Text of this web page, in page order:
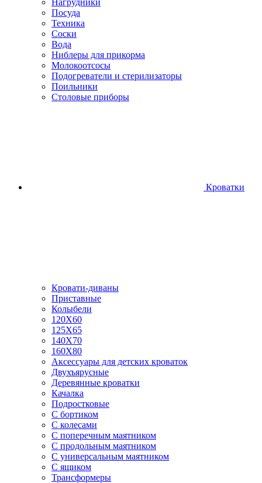
Нагрудники
Посуда
Техника
Соски
Вода
Ниблеры для прикорма
Молокоотсосы
Подогреватели и стерилизаторы
Поильники
Столовые приборы
Кроватки
Кровати-диваны
Приставные
Колыбели
120Х60
125X65
140Х70
160Х80
Аксессуары для детских кроваток
Двухъярусные
Деревянные кроватки
Качалка
Подростковые
С бортиком
С колесами
С поперечным маятником
С продольным маятником
С универсальным маятником
С ящиком
Трансформеры